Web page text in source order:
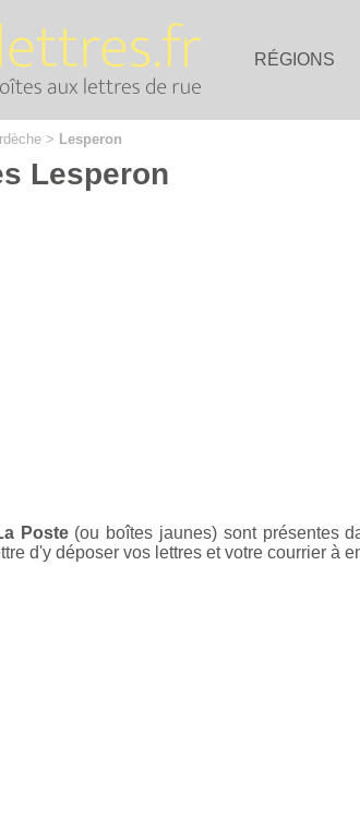
RÉGIONS
> Lesperon
Lesperon
Poste(ou boîtes jaunes) sont présentes
d'y déposer vos lettres et votre courrier à